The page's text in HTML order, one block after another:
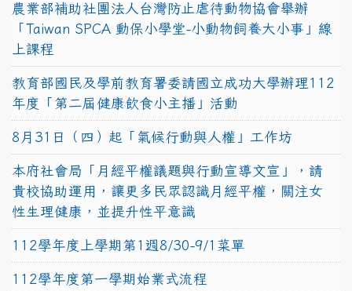
農業部補助社團法人台灣防止虐待動物協會舉辦
「Taiwan SPCA 動保小學堂-小動物飼養大小事」線
上課程
教育部國民及學前教育署委請國立成功大學辦理112
年度「第二屆健康飲食小主播」活動
8月31日（四）起「氣候行動與人權」工作坊
本府社會局「月經平權議題與行動宣導文宣」，請
貴校協助運用，讓更多民眾認識月經平權，關注女
性生理健康，並提升性平意識
112學年度上學期第1週8/30-9/1菜單
112學年度第一學期始業式流程